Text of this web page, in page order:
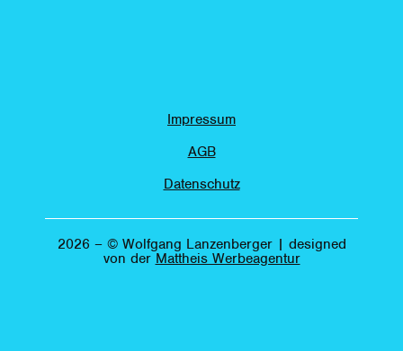
Impressum
AGB
Datenschutz
2026 – © Wolfgang Lanzenberger | designed
von der Mattheis Werbeagentur